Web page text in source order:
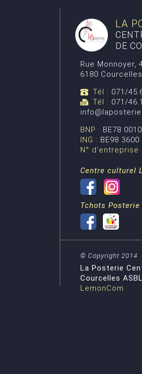
LA
DE
Rue Monnoyer,
6180 Courcelles
Tél : 071/
Tél : 071/
BNP : BE78
ING : BE98
N° d'entreprise :
Centre culturel
Tchots Posterie
© Copyright 2014
La Posterie
Courcelles ASBL
LemonCom